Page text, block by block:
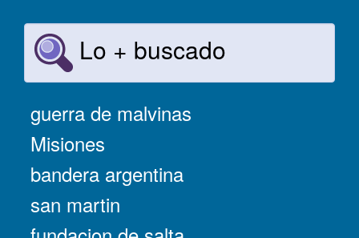
Lo + buscado
guerra de malvinas
Misiones
bandera argentina
san martin